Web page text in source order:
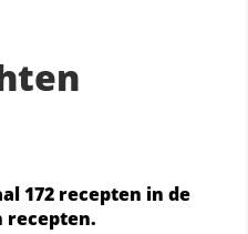
172 recepten in de
recepten.